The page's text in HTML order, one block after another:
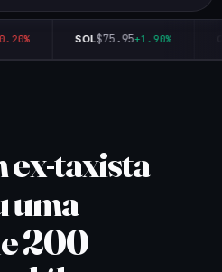
SOL$75.95+1.90%
ex-taxista
uma
200